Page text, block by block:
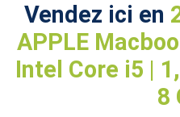
Vendez ici en
APPLE
Intel Core i5 |
8